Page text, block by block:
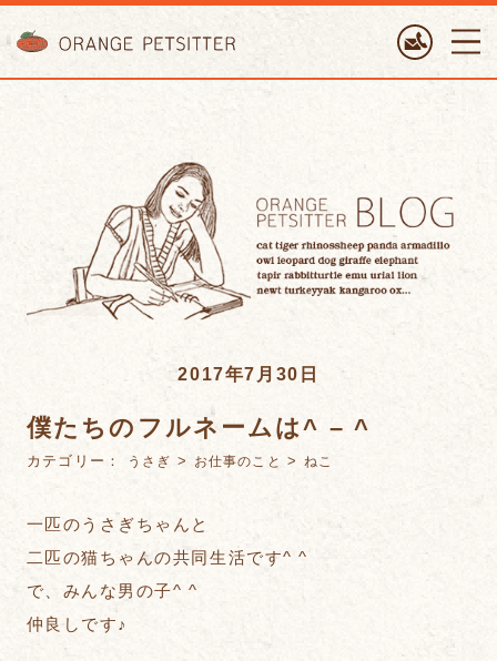
2017年7月30日
僕たちのフルネームは^ – ^
カテゴリー： うさぎ > お仕事のこと > ねこ
一匹のうさぎちゃんと
二匹の猫ちゃんの共同生活です^ ^
で、みんな男の子^ ^
仲良しです♪